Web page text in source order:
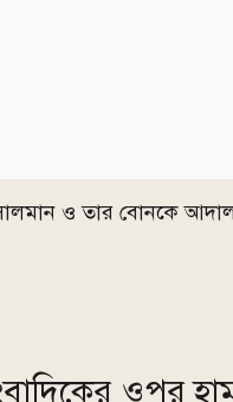
ও তার বোনকে
ওপর